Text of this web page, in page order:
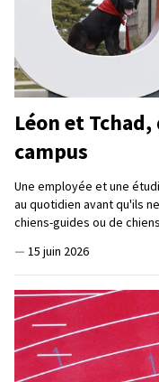
Léon et
campus
Une employée et une
au quotidien avant qu'ils
chiens-guides ou de
— 15 juin 2026